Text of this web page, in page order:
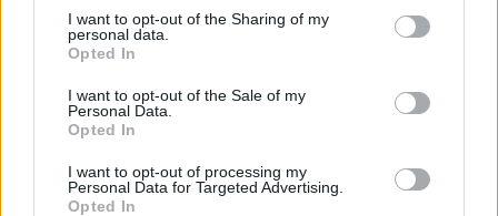
I want to opt-out of the Sharing of my
personal data.
Opted In
I want to opt-out of the Sale of my
Personal Data.
Opted In
I want to opt-out of processing my
Personal Data for Targeted Advertising.
Opted In
Polityka
05 listopada 2024, 12:48
Harris czy Trump? Oto kto wygrywa
w poszczególnych krajach Europy.
Wyniki mogą szokować